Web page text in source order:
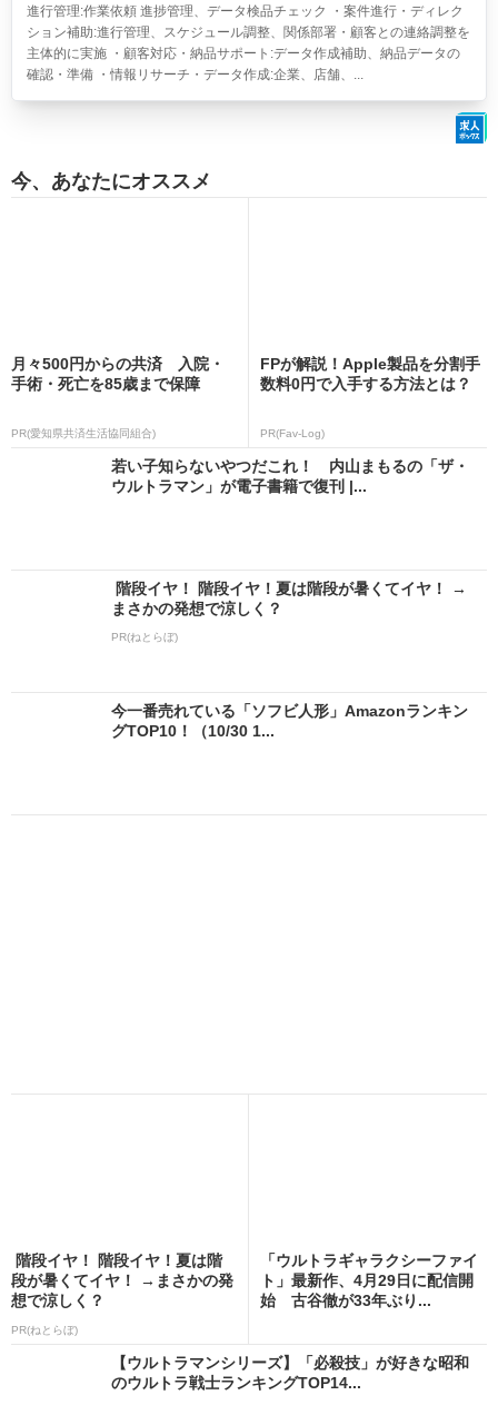
進行管理:作業依頼 進捗管理、データ検品チェック ・案件進行・ディレク
ション補助:進行管理、スケジュール調整、関係部署・顧客との連絡調整を
主体的に実施 ・顧客対応・納品サポート:データ作成補助、納品データの
確認・準備 ・情報リサーチ・データ作成:企業、店舗、...
今、あなたにオススメ
月々500円からの共済 入院・
手術・死亡を85歳まで保障
PR(愛知県共済生活協同組合)
FPが解説！Apple製品を分割手
数料0円で入手する方法とは？
PR(Fav-Log)
若い子知らないやつだこれ！ 内山まもるの「ザ・
ウルトラマン」が電子書籍で復刊 |...
階段イヤ！ 階段イヤ！夏は階段が暑くてイヤ！ →
まさかの発想で涼しく？
PR(ねとらぼ)
今一番売れている「ソフビ人形」Amazonランキン
グTOP10！（10/30 1...
階段イヤ！ 階段イヤ！夏は階
段が暑くてイヤ！ →まさかの発
想で涼しく？
PR(ねとらぼ)
「ウルトラギャラクシーファイ
ト」最新作、4月29日に配信開
始 古谷徹が33年ぶり...
【ウルトラマンシリーズ】「必殺技」が好きな昭和
のウルトラ戦士ランキングTOP14...